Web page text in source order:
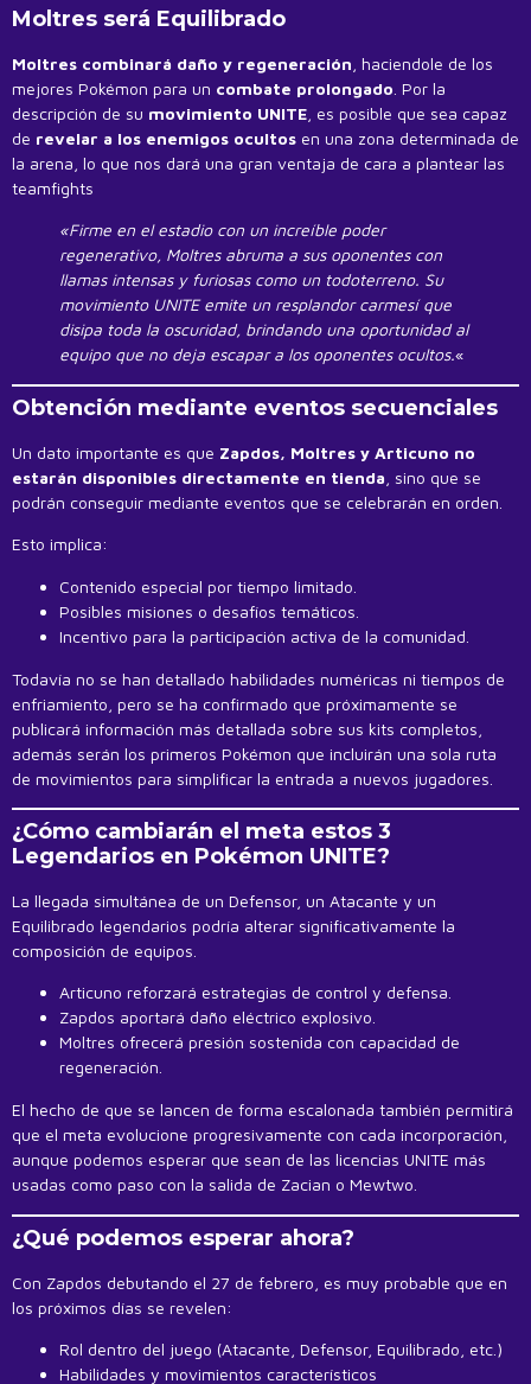
Moltres será Equilibrado
Moltres combinará daño y regeneración , haciendole de los
mejores Pokémon para un combate prolongado . Por la
descripción de su movimiento UNITE , es posible que sea capaz
de revelar a los enemigos ocultos en una zona determinada de
la arena, lo que nos dará una gran ventaja de cara a plantear las
teamfights
«Firme en el estadio con un increíble poder
regenerativo, Moltres abruma a sus oponentes con
llamas intensas y furiosas como un todoterreno. Su
movimiento UNITE emite un resplandor carmesí que
disipa toda la oscuridad, brindando una oportunidad al
equipo que no deja escapar a los oponentes ocultos.«
Obtención mediante eventos secuenciales
Un dato importante es que Zapdos, Moltres y Articuno no
estarán disponibles directamente en tienda , sino que se
podrán conseguir mediante eventos que se celebrarán en orden.
Esto implica:
Contenido especial por tiempo limitado.
Posibles misiones o desafíos temáticos.
Incentivo para la participación activa de la comunidad.
Todavía no se han detallado habilidades numéricas ni tiempos de
enfriamiento, pero se ha confirmado que próximamente se
publicará información más detallada sobre sus kits completos,
además serán los primeros Pokémon que incluirán una sola ruta
de movimientos para simplificar la entrada a nuevos jugadores.
¿Cómo cambiarán el meta estos 3
Legendarios en Pokémon UNITE?
La llegada simultánea de un Defensor, un Atacante y un
Equilibrado legendarios podría alterar significativamente la
composición de equipos.
Articuno reforzará estrategias de control y defensa.
Zapdos aportará daño eléctrico explosivo.
Moltres ofrecerá presión sostenida con capacidad de
regeneración.
El hecho de que se lancen de forma escalonada también permitirá
que el meta evolucione progresivamente con cada incorporación,
aunque podemos esperar que sean de las licencias UNITE más
usadas como paso con la salida de Zacian o Mewtwo.
¿Qué podemos esperar ahora?
Con Zapdos debutando el 27 de febrero, es muy probable que en
los próximos días se revelen:
Rol dentro del juego (Atacante, Defensor, Equilibrado, etc.)
Habilidades y movimientos característicos